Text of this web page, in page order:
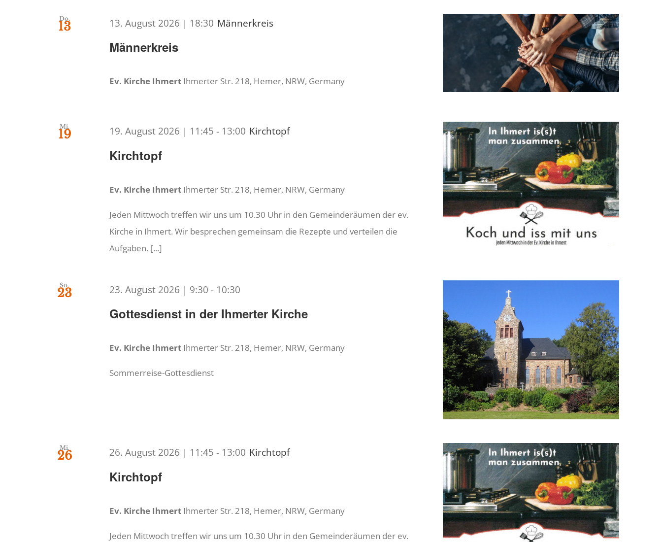
Do.
13
Männerkreis
13. August 2026 | 18:30 Männerkreis
Ev. Kirche Ihmert Ihmerter Str. 218, Hemer, NRW, Germany
Mi.
19
Kirchtopf
19. August 2026 | 11:45 - 13:00 Kirchtopf
Ev. Kirche Ihmert Ihmerter Str. 218, Hemer, NRW, Germany
Jeden Mittwoch treffen wir uns um 10.30 Uhr in den Gemeinderäumen der ev.
Kirche in Ihmert. Wir besprechen gemeinsam die Rezepte und verteilen die
Aufgaben. [...]
So.
23
Gottesdienst in der Ihmerter Kirche
23. August 2026 | 9:30 - 10:30
Ev. Kirche Ihmert Ihmerter Str. 218, Hemer, NRW, Germany
Sommerreise-Gottesdienst
Mi.
26
Kirchtopf
26. August 2026 | 11:45 - 13:00 Kirchtopf
Ev. Kirche Ihmert Ihmerter Str. 218, Hemer, NRW, Germany
Jeden Mittwoch treffen wir uns um 10.30 Uhr in den Gemeinderäumen der ev.